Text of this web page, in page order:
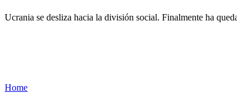
Ucrania se desliza hacia la división social. Finalmente ha
Home